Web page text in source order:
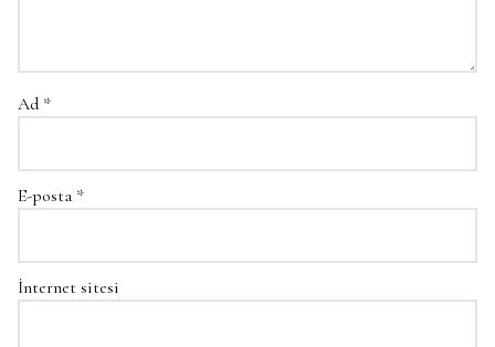
Ad *
E-posta *
İnternet sitesi